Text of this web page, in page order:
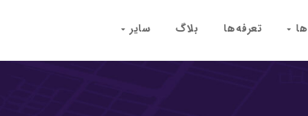
تعرفه‌ها بلاگ سایر